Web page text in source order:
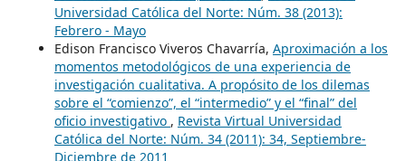
Universidad Católica del Norte: Núm. 38 (2013):
Febrero - Mayo
Edison Francisco Viveros Chavarría, Aproximación a los
momentos metodológicos de una experiencia de
investigación cualitativa. A propósito de los dilemas
sobre el “comienzo”, el “intermedio” y el “final” del
oficio investigativo , Revista Virtual Universidad
Católica del Norte: Núm. 34 (2011): 34, Septiembre-
Diciembre de 2011